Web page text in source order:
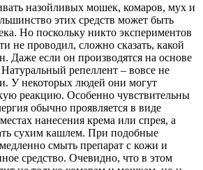
назойливых мошек, комаров, мух и
этих средств может быть
Но поскольку никто экспериментов
не проводил, сложно сказать, какой
Даже если он производятся на основе
репеллент – вовсе не
У некоторых людей они могут
реакцию. Особенно чувствительны
обычно проявляется в виде
нанесения крема или спрея, а
сухим кашлем. При подобные
смыть препарат с кожи и
средство. Очевидно, что в этом